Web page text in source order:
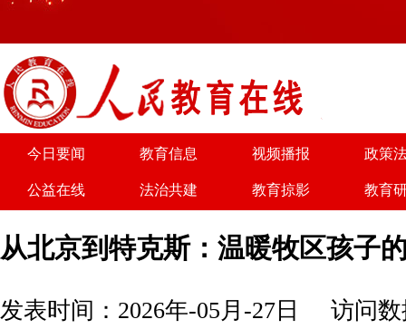
今日要闻 教育信息 视频播报 政策
公益在线 法治共建 教育掠影 教育
从北京到特克斯：温暖牧区孩子
发表时间：2026年-05月-27日 访问数